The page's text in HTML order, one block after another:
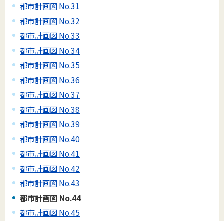
都市計画図 No.31
都市計画図 No.32
都市計画図 No.33
都市計画図 No.34
都市計画図 No.35
都市計画図 No.36
都市計画図 No.37
都市計画図 No.38
都市計画図 No.39
都市計画図 No.40
都市計画図 No.41
都市計画図 No.42
都市計画図 No.43
都市計画図 No.44
都市計画図 No.45